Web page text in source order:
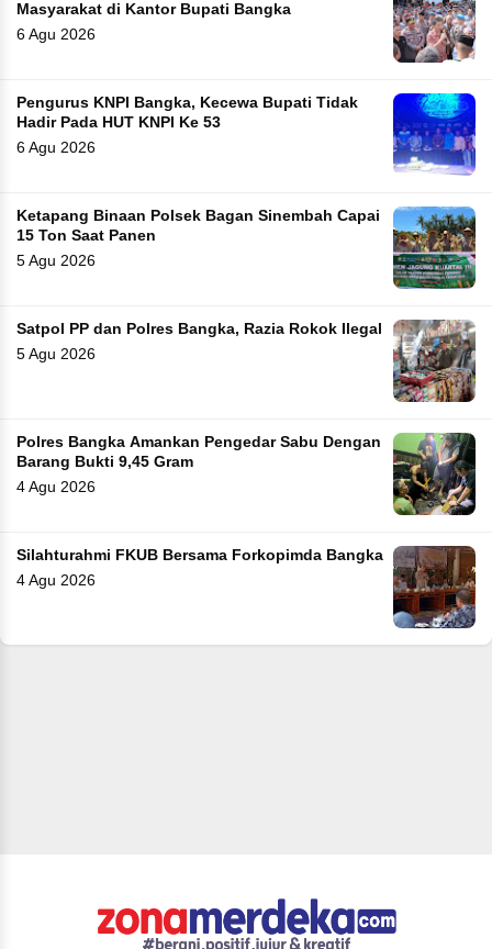
Masyarakat di Kantor Bupati Bangka
6 Agu 2026
Pengurus KNPI Bangka, Kecewa Bupati Tidak
Hadir Pada HUT KNPI Ke 53
6 Agu 2026
Ketapang Binaan Polsek Bagan Sinembah Capai
15 Ton Saat Panen
5 Agu 2026
Satpol PP dan Polres Bangka, Razia Rokok Ilegal
5 Agu 2026
Polres Bangka Amankan Pengedar Sabu Dengan
Barang Bukti 9,45 Gram
4 Agu 2026
Silahturahmi FKUB Bersama Forkopimda Bangka
4 Agu 2026